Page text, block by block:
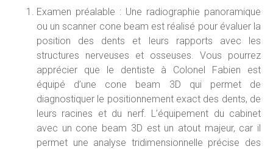
Examen préalable : Une radiographie panoramique
ou un scanner cone beam est réalisé pour évaluer la
position des dents et leurs rapports avec les
structures nerveuses et osseuses. Vous pourrez
apprécier que le dentiste à Colonel Fabien est
équipé d’une cone beam 3D qui permet de
diagnostiquer le positionnement exact des dents, de
leurs racines et du nerf. L’équipement du cabinet
avec un cone beam 3D est un atout majeur, car il
permet une analyse tridimensionnelle précise des